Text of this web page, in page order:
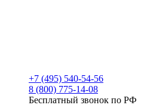
+7 (495) 540-54-56
8 (800) 775-14-08
Бесплатный звонок по РФ